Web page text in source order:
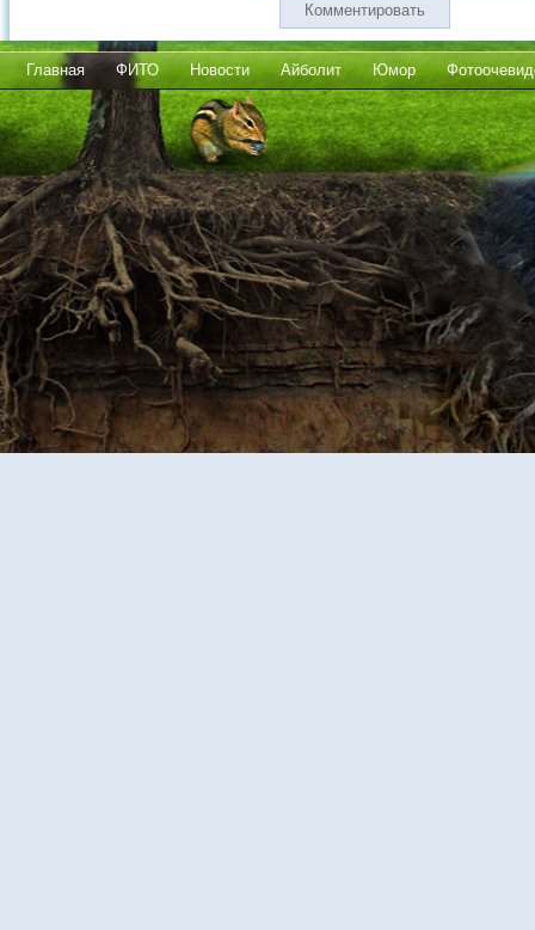
Комментировать
Главная ФИТО Новости Айболит Юмор